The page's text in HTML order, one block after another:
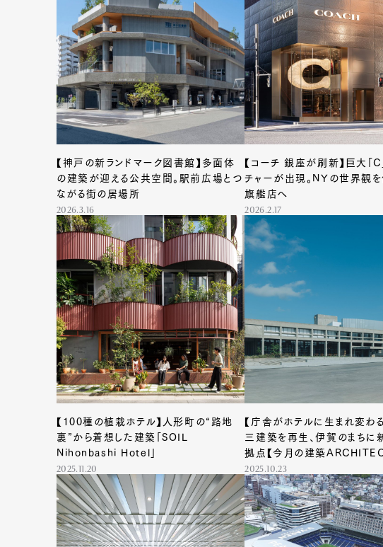
【神戸の新ランドマーク図書館】多面体
の建築が迎える公共空間。駅前広場とつ
ながる街の居場所
2026.3.16
【コーチ 銀座が刷新】巨大「C
チャーが出現。NYの世界観を
旗艦店へ
2026.2.17
【100種の植栽ホテル】人形町の“路地
裏”から着想した建築「SOIL
Nihonbashi Hotel」
2025.11.20
【庁舎がホテルに生まれ変わ
三建築を再生、伊賀のまちに
拠点【今月の建築
FILE #37】
2025.10.23